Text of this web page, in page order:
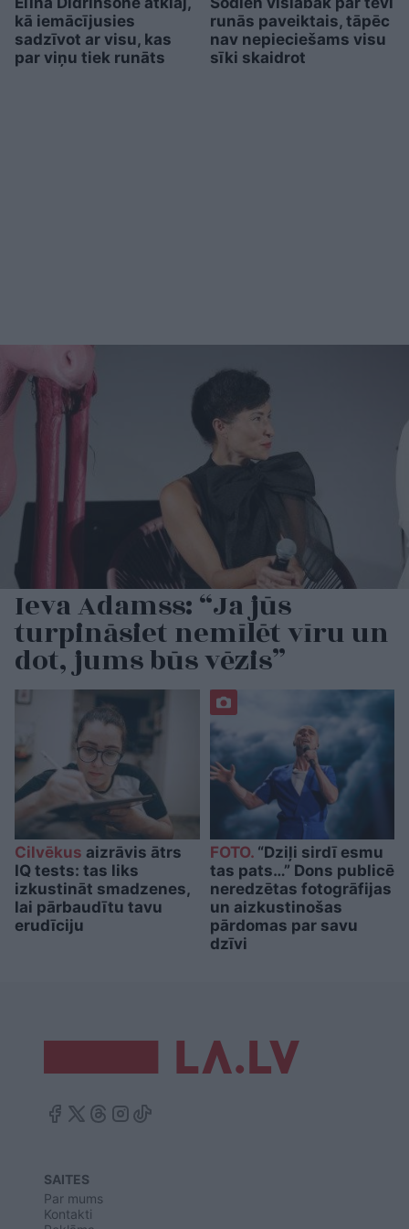
kā iemācījusies
sadzīvot ar visu, kas
par viņu tiek runāts
runās paveiktais, tāpēc
nav nepieciešams visu
sīki skaidrot
Ieva Adamss: “Ja jūs
turpināsiet nemīlēt vīru un
dot, jums būs vēzis”
Cilvēkus aizrāvis ātrs
IQ tests: tas liks
izkustināt smadzenes,
lai pārbaudītu tavu
erudīciju
FOTO.“Dziļi sirdī esmu
tas pats…” Dons publicē
neredzētas fotogrāfijas
un aizkustinošas
pārdomas par savu
dzīvi
SAITES
Par mums
Kontakti